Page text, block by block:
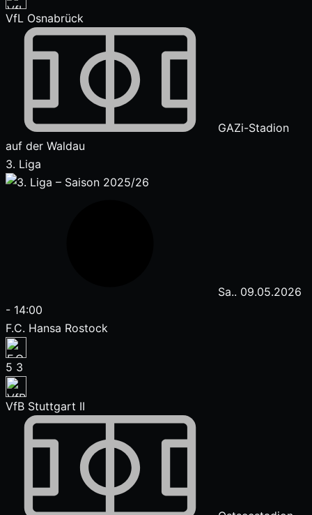
VfL Osnabrück
GAZi-Stadion
auf der Waldau
3. Liga
Sa.. 09.05.2026
- 14:00
F.C. Hansa Rostock
5 3
VfB Stuttgart II